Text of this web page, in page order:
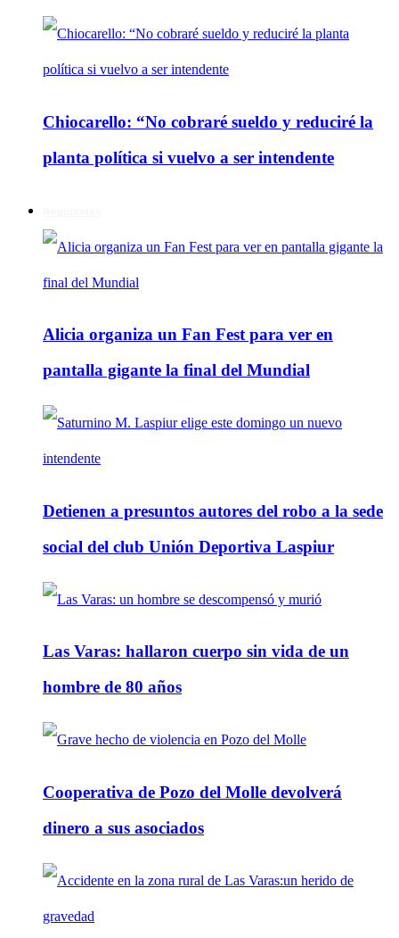
Chiocarello: “No cobraré sueldo y reduciré la
planta política si vuelvo a ser intendente
Alicia organiza un Fan Fest para ver en
pantalla gigante la final del Mundial
Detienen a presuntos autores del robo a la sede
social del club Unión Deportiva Laspiur
Las Varas: hallaron cuerpo sin vida de un
hombre de 80 años
Cooperativa de Pozo del Molle devolverá
dinero a sus asociados